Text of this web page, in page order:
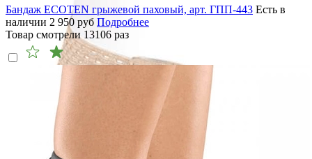
Бандаж ECOTEN грыжевой паховый, арт. ГПП-443 Есть в
наличии 2 950 руб Подробнее
Товар смотрели 13106 раз